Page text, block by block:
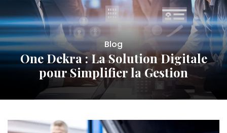
Blog
One Dekra : La Solution Digitale
pour Simplifier la Gestion